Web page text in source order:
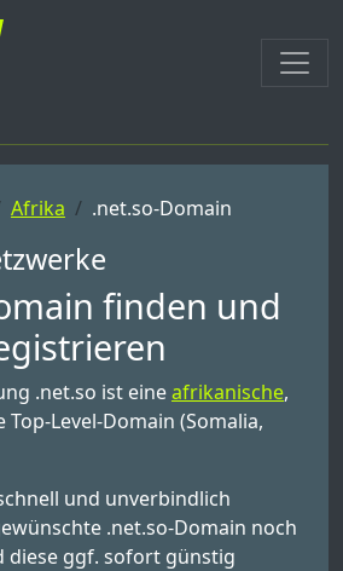
Afrika .net.so-Domain
finden und
.net.so ist eineafrikanische,
Level-Domain (Somalia,
und unverbindlich
.net.so-Domain noch
diese ggf. sofort günstig